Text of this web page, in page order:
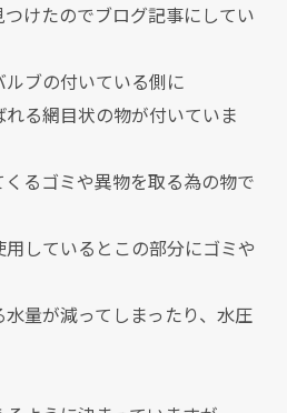
けたのでブログ記事にしてい
ブの付いている側に
れる網目状の物が付いていま
るゴミや異物を取る為の物で
しているとこの部分にゴミや
量が減ってしまったり、水圧